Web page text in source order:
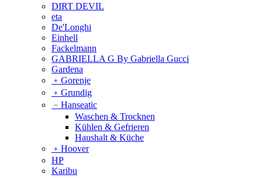
DIRT DEVIL
eta
De'Longhi
Einhell
Fackelmann
GABRIELLA G By Gabriella Gucci
Gardena
﹢ Gorenje
﹢ Grundig
﹣ Hanseatic
Waschen & Trocknen
Kühlen & Gefrieren
Haushalt & Küche
﹢ Hoover
HP
Karibu